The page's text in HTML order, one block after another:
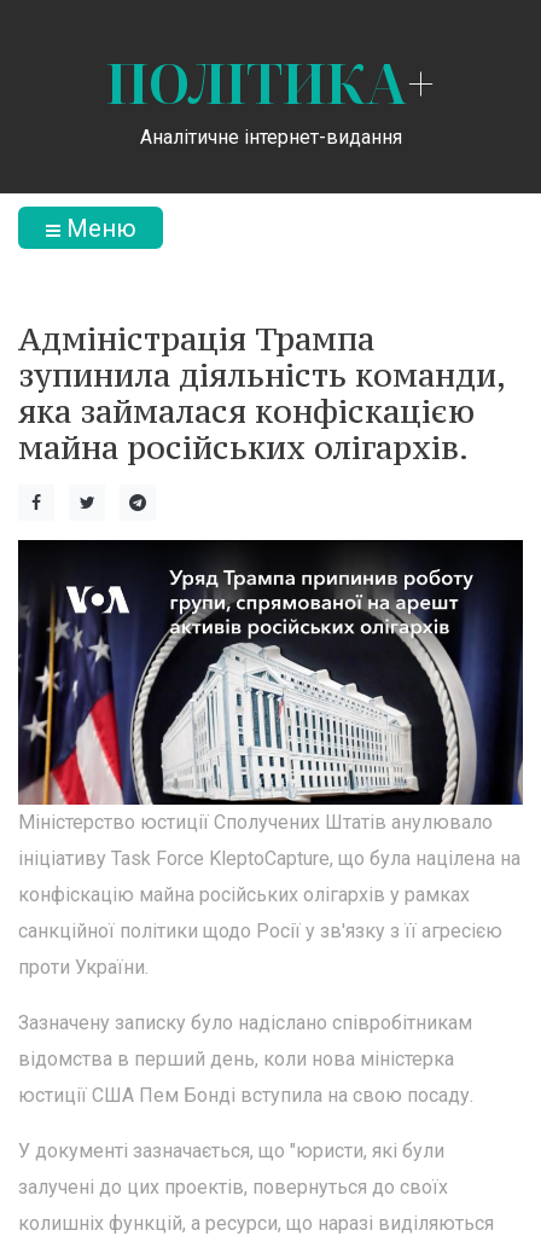
ПОЛІТИКА+
Аналітичне інтернет-видання
Меню
Адміністрація Трампа
зупинила діяльність команди,
яка займалася конфіскацією
майна російських олігархів.
Міністерство юстиції Сполучених Штатів анулювало
ініціативу Task Force KleptoCapture, що була націлена на
конфіскацію майна російських олігархів у рамках
санкційної політики щодо Росії у зв'язку з її агресією
проти України.
Зазначену записку було надіслано співробітникам
відомства в перший день, коли нова міністерка
юстиції США Пем Бонді вступила на свою посаду.
У документі зазначається, що "юристи, які були
залучені до цих проектів, повернуться до своїх
колишніх функцій, а ресурси, що наразі виділяються